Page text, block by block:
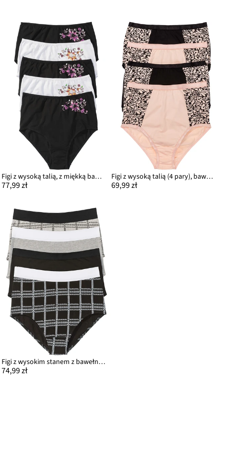
Figi z wysoką talią, z miękką bawełną (5 par)
77,99 zł
Figi z wysoką talią (4 pary), bawełna organiczna
69,99 zł
Figi z wysokim stanem z bawełny organicznej (4 pary)
74,99 zł